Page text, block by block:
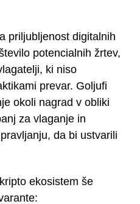
priljubljenost digitalnih
potencialnih žrtev,
ki niso
prevar. Goljufi
okoli nagrad v obliki
za vlaganje in
da bi ustvarili
ekosistem še